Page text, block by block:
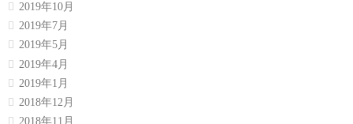
2019年10月
2019年7月
2019年5月
2019年4月
2019年1月
2018年12月
2018年11月